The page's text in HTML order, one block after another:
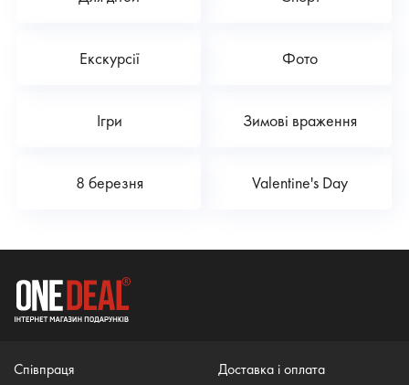
Екскурсії Фото
Ігри Зимові враження
8 березня Valentine's Day
Співпраця
Доставка і оплата